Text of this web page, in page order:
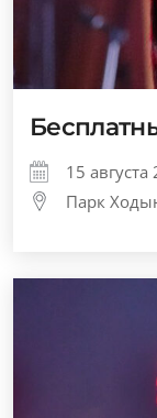
15
Парк